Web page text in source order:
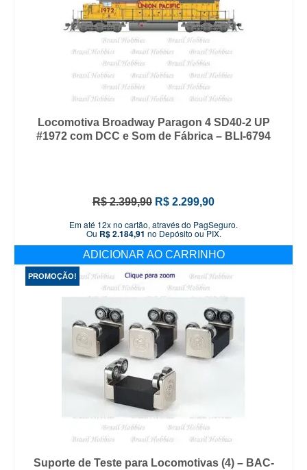
Locomotiva Broadway Paragon 4 SD40-2 UP
#1972 com DCC e Som de Fábrica – BLI-6794
R$2.399,90 O
original
era:
R$ 2.399,90.
R$ 2.299,90O
atual
é:
R$ 2.299,90.
Em até 12x no cartão, através do PagSeguro.
Ou R$2.184,91 no Depósito ou PIX.
ADICIONAR AO CARRINHO
PROMOÇÃO!
Suporte de Teste para Locomotivas (4) – BAC-